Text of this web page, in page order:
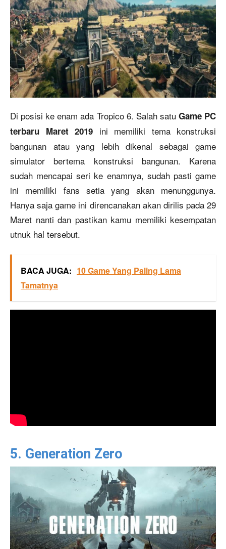
Di posisi ke enam ada Tropico 6. Salah satu Game PC
terbaru Maret 2019 ini memiliki tema konstruksi
bangunan atau yang lebih dikenal sebagai game
simulator bertema konstruksi bangunan. Karena
sudah mencapai seri ke enamnya, sudah pasti game
ini memiliki fans setia yang akan menunggunya.
Hanya saja game ini direncanakan akan dirilis pada 29
Maret nanti dan pastikan kamu memiliki kesempatan
utnuk hal tersebut.
BACA JUGA: 10 Game Yang Paling Lama
Tamatnya
5. Generation Zero